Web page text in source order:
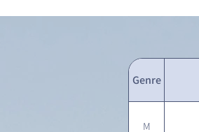
Genre
M